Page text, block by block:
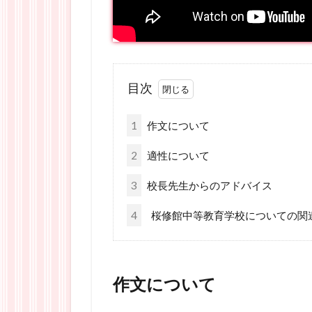
目次
1 作文について
2 適性について
3 校長先生からのアドバイス
4 桜修館中等教育学校についての関
作文について